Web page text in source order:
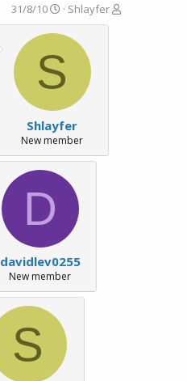
פ
ו
Shlayfer
פ
ו
ר
ס
ם
ב
א
ר
י
ך
31/8/10
S
Shlayfer
New member
D
davidlev0255
New member
S